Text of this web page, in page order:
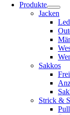
Produkte
Jacken
Sakkos
Strick &